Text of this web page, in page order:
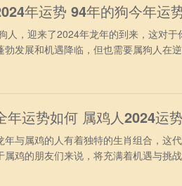
年运势 94年的狗今年运
，迎来了2024年龙年的到来，这对于
勃发展和机遇降临，但也需要属狗人在
年运势如何 属鸡人2024运
与属鸡的人有着独特的生肖组合，这
属鸡的朋友们来说，将充满着机遇与挑